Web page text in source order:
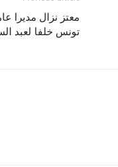
معتز نزال مديرا
تونس خلفا لعبد